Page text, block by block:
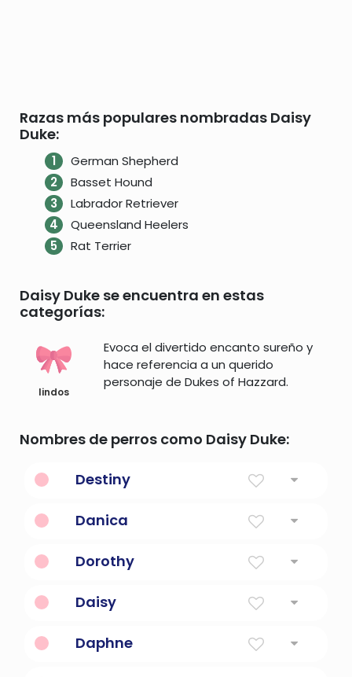
Razas más populares nombradas Daisy
Duke:
German Shepherd
Basset Hound
Labrador Retriever
Queensland Heelers
Rat Terrier
Daisy Duke se encuentra en estas
categorías:
lindos
Evoca el divertido encanto sureño y
hace referencia a un querido
personaje de Dukes of Hazzard.
Nombres de perros como Daisy Duke:
Destiny
Danica
Dorothy
Daisy
Daphne